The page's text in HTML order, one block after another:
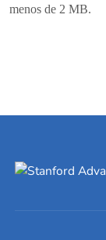
menos de 2 MB.